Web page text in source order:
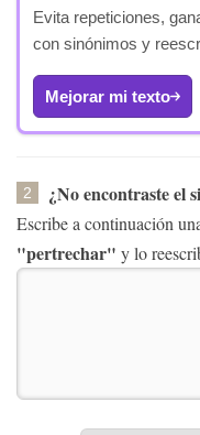
Evita repeticiones,
con sinónimos y
Mejorar mi texto
2 ¿No encontraste el
Escribe a continuación
"pertrechar" y lo